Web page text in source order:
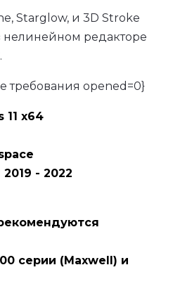
Starglow, и 3D Stroke
нелинейном редакторе
требования opened=0}
11 х64
- 2022
серии (Maxwell) и